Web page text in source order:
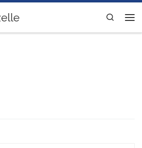
Search